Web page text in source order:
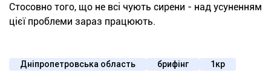
Стосовно того, що не всі чують сирени - над усуненням
цієї проблеми зараз працюють.
Дніпропетровська область брифінг 1кр